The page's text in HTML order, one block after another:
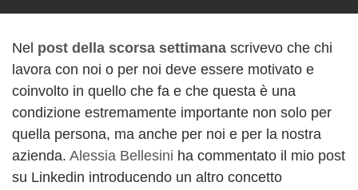
Nel post della scorsa settimana scrivevo che chi
lavora con noi o per noi deve essere motivato e
coinvolto in quello che fa e che questa è una
condizione estremamente importante non solo per
quella persona, ma anche per noi e per la nostra
azienda. Alessia Bellesini ha commentato il mio post
su Linkedin introducendo un altro concetto